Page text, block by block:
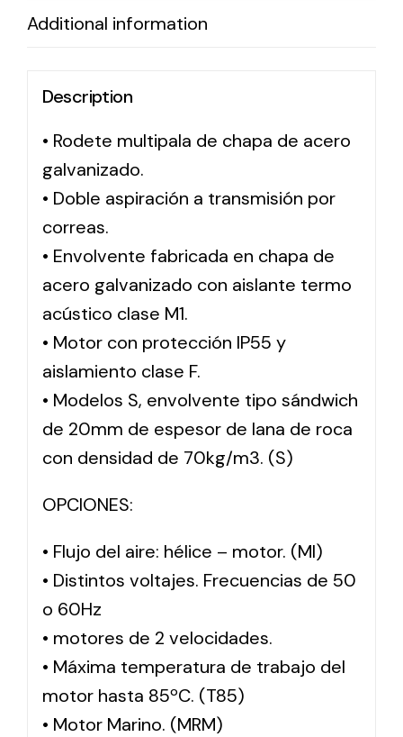
Solar lighting
Variety of solar solutions for all kinds of needs.
Additional information
Description
• Rodete multipala de chapa de acero
galvanizado.
• Doble aspiración a transmisión por
correas.
• Envolvente fabricada en chapa de
acero galvanizado con aislante termo
acústico clase M1.
• Motor con protección IP55 y
aislamiento clase F.
• Modelos S, envolvente tipo sándwich
de 20mm de espesor de lana de roca
con densidad de 70kg/m3. (S)
OPCIONES:
• Flujo del aire: hélice – motor. (MI)
• Distintos voltajes. Frecuencias de 50
o 60Hz
• motores de 2 velocidades.
• Máxima temperatura de trabajo del
motor hasta 85ºC. (T85)
• Motor Marino. (MRM)